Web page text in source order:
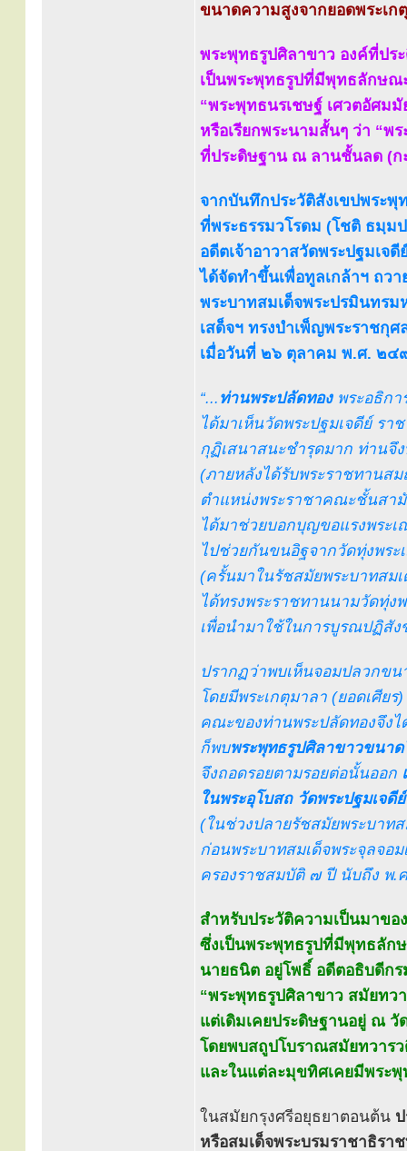
ขนาดความสูงจากยอดพระเ
พระพุทธรูปศิลาขาว องค์ที่ปร
เป็นพระพุทธรูปที่มีพุทธลักษณ
“พระพุทธนรเชษฐ์ เศวตอัศม
หรือเรียกพระนามสั้นๆ ว่า “พ
ที่ประดิษฐาน ณ ลานชั้นลด (ก
จากบันทึกประวัติสังเขปพระพุ
ที่พระธรรมวโรดม (โชติ ธมฺม
อดีตเจ้าอาวาสวัดพระปฐมเจ
ได้จัดทำขึ้นเพื่อทูลเกล้าฯ ถว
พระบาทสมเด็จพระปรมินทร
เสด็จฯ ทรงบำเพ็ญพระราชกุศ
เมื่อวันที่ ๒๖ ตุลาคม พ.ศ. ๒๔
“... ท่านพระปลัดทองพระอธิกา
ได้มาเห็นวัดพระปฐมเจดีย์ รา
กุฏิเสนาสนะชำรุดมาก ท่านจึ
(ภายหลังได้รับพระราชทานส
ตำแหน่งพระราชาคณะชั้นสา
ได้มาช่วยบอกบุญขอแรงพระ
ไปช่วยกันขนอิฐจากวัดทุ่งพระ
(ครั้นมาในรัชสมัยพระบาทสม
ได้ทรงพระราชทานนามวัดทุ่ง
เพื่อนำมาใช้ในการบูรณปฏิสัง
ปรากฏว่าพบเห็นจอมปลวกข
โดยมีพระเกตุมาลา (ยอดเศีย
คณะของท่านพระปลัดทองจึง
ก็พบพระพุทธรูปศิลาขาวขนา
จึงถอดรอยตามรอยต่อนั้นออก
ในพระอุโบสถ วัดพระปฐมเจดี
(ในช่วงปลายรัชสมัยพระบาท
ก่อนพระบาทสมเด็จพระจุลจอ
ครองราชสมบัติ ๗ ปี นับถึง พ.
สำหรับประวัติความเป็นมาข
ซึ่งเป็นพระพุทธรูปที่มีพุทธลัก
นายธนิต อยู่โพธิ์ อดีตอธิบดีก
“พระพุทธรูปศิลาขาว สมัยทว
แต่เดิมเคยประดิษฐานอยู่ ณ วั
โดยพบสถูปโบราณสมัยทวาร
และในแต่ละมุขทิศเคยมีพระ
ในสมัยกรุงศรีอยุธยาตอนต้น
หรือสมเด็จพระบรมราชาธิรา